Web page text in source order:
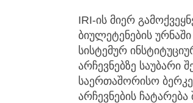
IRI-ის მიერ
ბიულეტენების
სისტემურ
არჩევნებზე საუბარი
საერთაშორისო
არჩევნების